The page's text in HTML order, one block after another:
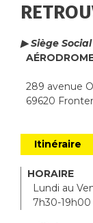
▶ Siège Social
289 avenue
69620
Itinéraire
HORAIRE
Lundi au
7h30-19h00